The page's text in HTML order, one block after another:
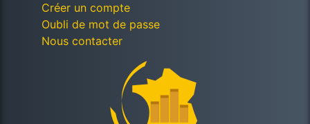
Créer un compte
Oubli de mot de passe
Nous contacter